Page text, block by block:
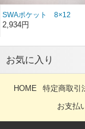
SWAポケット 8×12
2,934円
お気に入り
HOME 特定商取引
お支払